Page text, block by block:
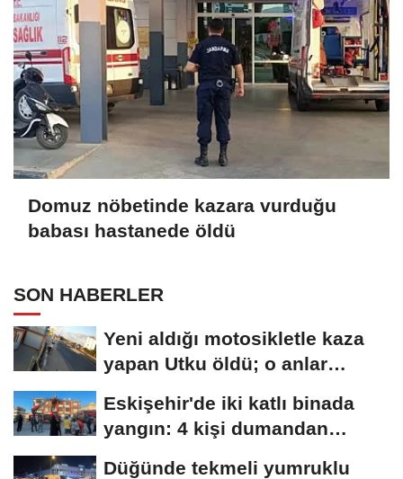
Domuz nöbetinde kazara vurduğu
babası hastanede öldü
SON HABERLER
Yeni aldığı motosikletle kaza
yapan Utku öldü; o anlar
Eskişehir'de iki katlı binada
yangın: 4 kişi dumandan
Düğünde tekmeli yumruklu